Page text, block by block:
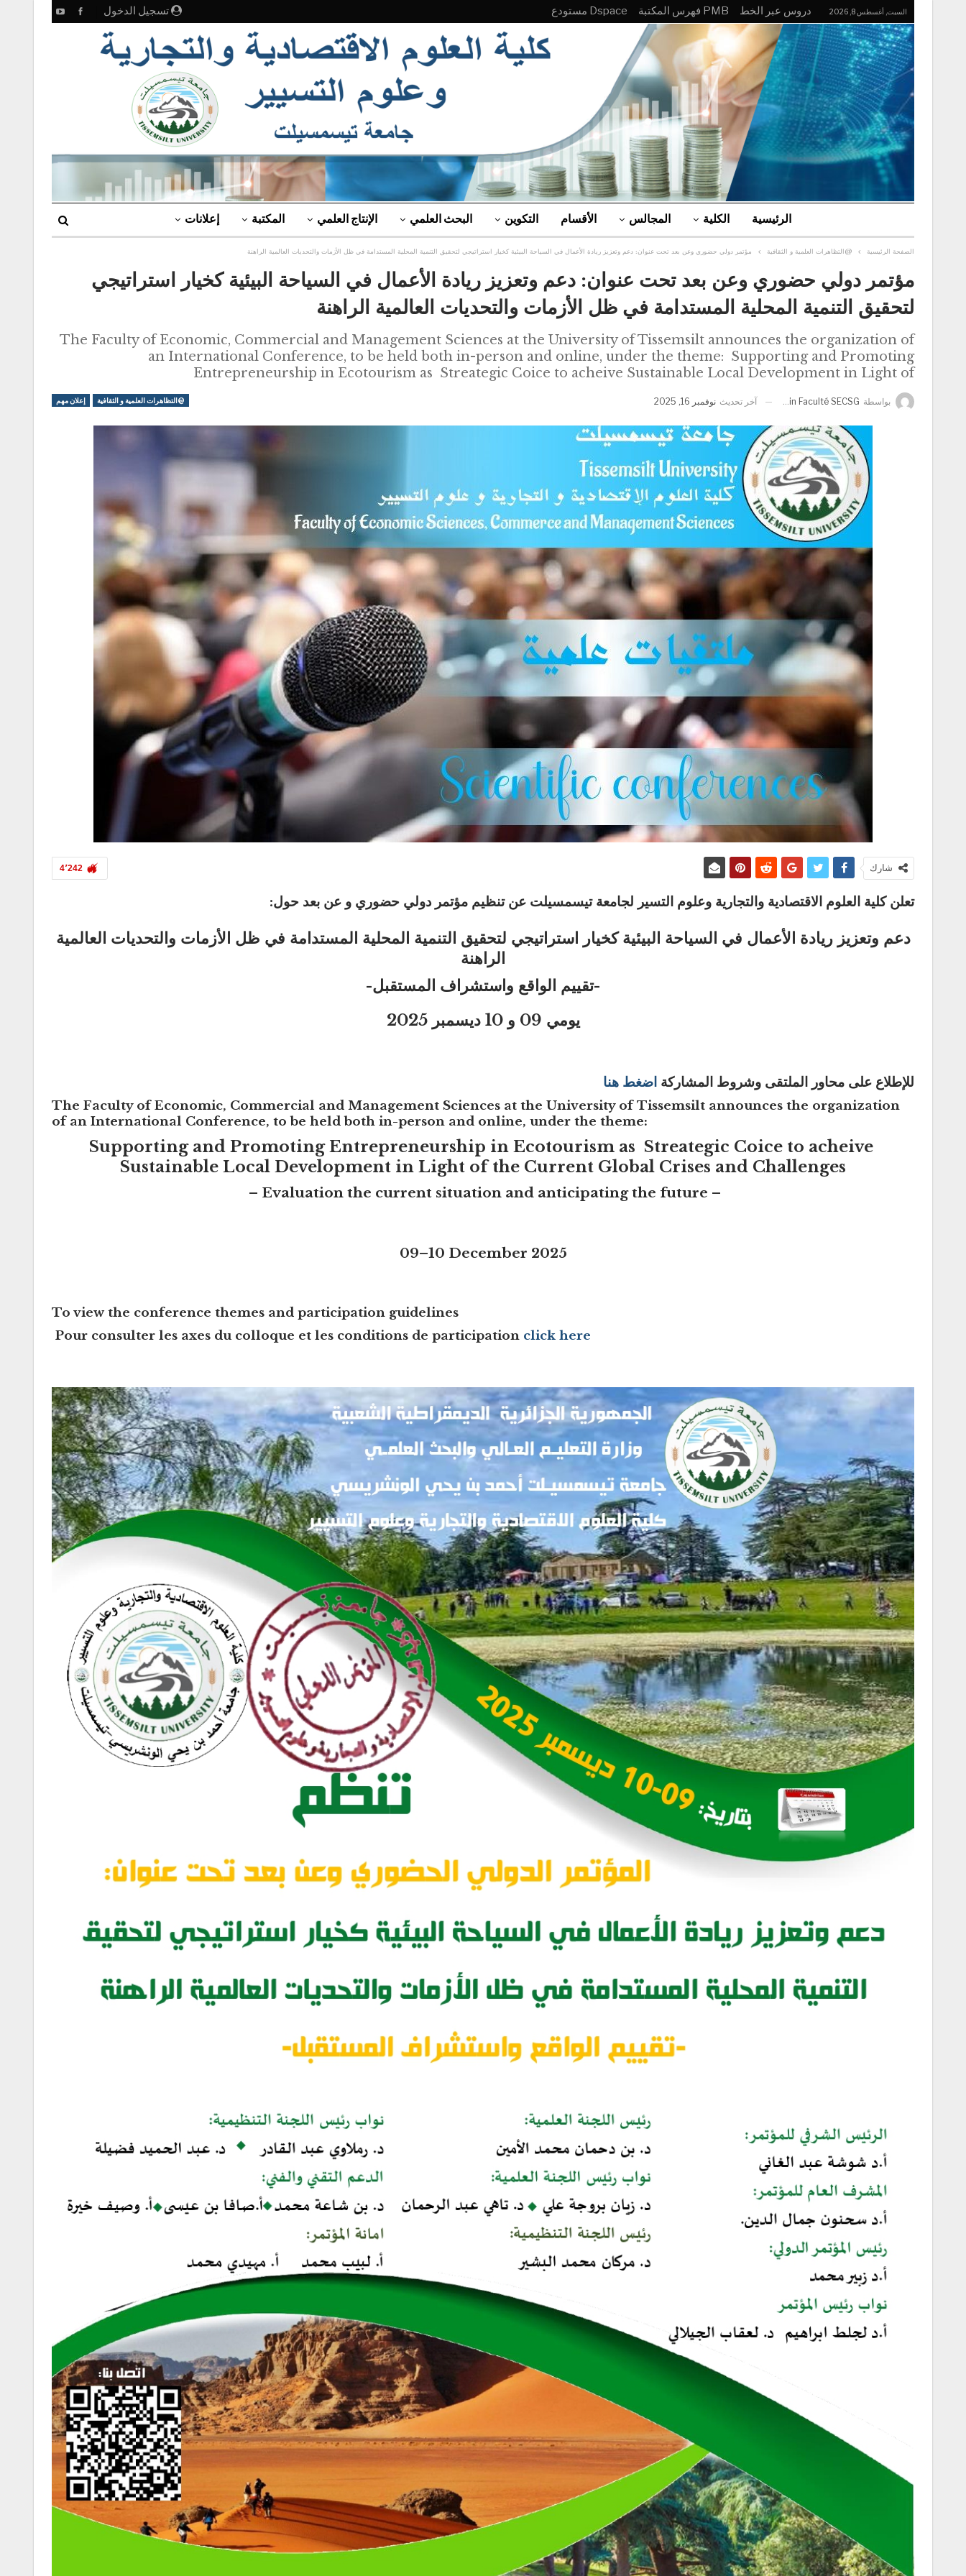
تسجيل الدخول السبت, أغسطس 8, 2026 دروس عبر الخط PMB فهرس المكتبة Dspace مستودع
الرئيسية الكلية المجالس الأقسام التكوين البحث العلمي الإنتاج العلمي المكتبة إعلانات
الصفحة الرئيسية @التظاهرات العلمية و الثقافية مؤتمر دولي حضوري وعن بعد تحت عنوان: دعم وتعزيز ريادة الأعمال في السياحة البيئية كخيار استراتيجي لتحقيق التنمية المحلية المستدامة في ظل الأزمات والتحديات العالمية الراهنة
مؤتمر دولي حضوري وعن بعد تحت عنوان: دعم وتعزيز ريادة الأعمال في السياحة البيئية كخيار استراتيجي
لتحقيق التنمية المحلية المستدامة في ظل الأزمات والتحديات العالمية الراهنة
The Faculty of Economic, Commercial and Management Sciences at the University of Tissemsilt announces the organization of
an International Conference, to be held both in-person and online, under the theme: Supporting and Promoting
Entrepreneurship in Ecotourism as Streategic Coice to acheive Sustainable Local Development in Light of
@التظاهرات العلمية و الثقافية إعلان مهم بواسطة Admin Faculté SECSG آخر تحديث نوفمبر 16, 2025
4٬242 شارك
تعلن كلية العلوم الاقتصادية والتجارية وعلوم التسير لجامعة تيسمسيلت عن تنظيم مؤتمر دولي حضوري و عن بعد حول:
دعم وتعزيز ريادة الأعمال في السياحة البيئية كخيار استراتيجي لتحقيق التنمية المحلية المستدامة في ظل الأزمات والتحديات العالمية
الراهنة
-تقييم الواقع واستشراف المستقبل-
يومي 09 و 10 ديسمبر 2025
للإطلاع على محاور الملتقى وشروط المشاركة اضغط هنا
The Faculty of Economic, Commercial and Management Sciences at the University of Tissemsilt announces the organization
of an International Conference, to be heldboth in-person and online, under the theme:
Supporting and Promoting Entrepreneurship in Ecotourism as Streategic Coice to acheive
Sustainable Local Development in Light of the Current Global Crises and Challenges
– Evaluation the current situation and anticipating the future –
09–10 December 2025
To view the conference themes and participation guidelines
Pour consulter les axes du colloque et les conditions de participation click here